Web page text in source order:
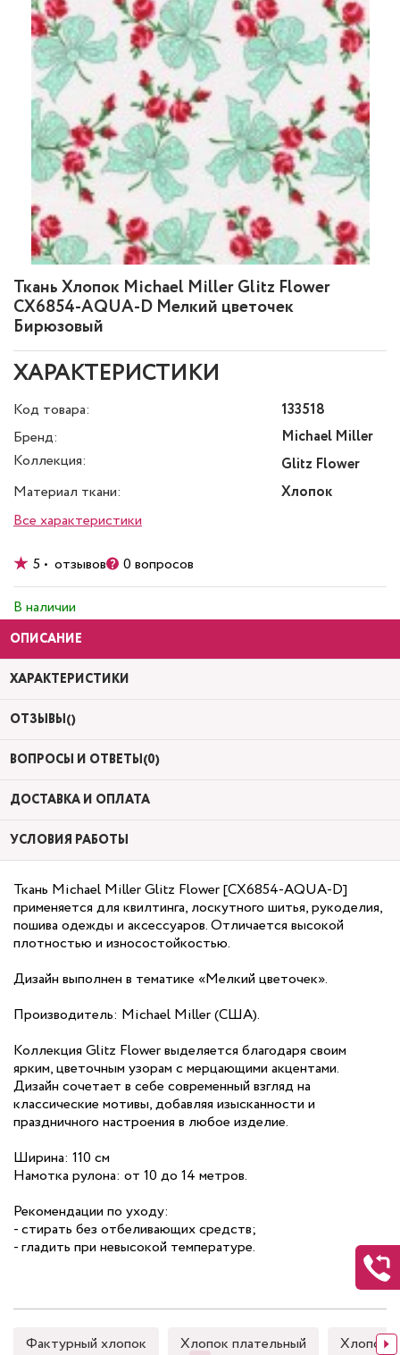
Ткань Хлопок Michael Miller Glitz Flower
CX6854-AQUA-D Мелкий цветочек
Бирюзовый
ХАРАКТЕРИСТИКИ
Код товара:
133518
Бренд:
Michael Miller
Коллекция:
Glitz Flower
Материал ткани:
Хлопок
Все характеристики
5 • отзывов 0 вопросов
В наличии
ОПИСАНИЕ
ХАРАКТЕРИСТИКИ
ОТЗЫВЫ()
ВОПРОСЫ И ОТВЕТЫ(0)
ДОСТАВКА И ОПЛАТА
УСЛОВИЯ РАБОТЫ
Ткань Michael Miller Glitz Flower [CX6854-AQUA-D]
применяется для квилтинга, лоскутного шитья, рукоделия,
пошива одежды и аксессуаров. Отличается высокой
плотностью и износостойкостью.
Дизайн выполнен в тематике «Мелкий цветочек».
Производитель: Michael Miller (США).
Коллекция Glitz Flower выделяется благодаря своим
ярким, цветочным узорам с мерцающими акцентами.
Дизайн сочетает в себе современный взгляд на
классические мотивы, добавляя изысканности и
праздничного настроения в любое изделие.
Ширина: 110 см
Намотка рулона: от 10 до 14 метров.
Рекомендации по уходу:
- стирать без отбеливающих средств;
- гладить при невысокой температуре.
Фактурный хлопок Хлопок плательный Хлопок